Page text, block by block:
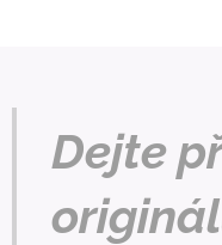
Dejte